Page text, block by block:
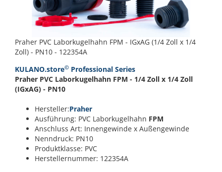
Praher PVC Laborkugelhahn FPM - IGxAG (1/4 Zoll x 1/4
Zoll) - PN10 - 122354A
KULANO.store© Professional Series
Praher PVC Laborkugelhahn FPM - 1/4 Zoll x 1/4 Zoll
(IGxAG) - PN10
Hersteller:Praher
Ausführung: PVC Laborkugelhahn FPM
Anschluss Art: Innengewinde x Außengewinde
Nenndruck: PN10
Produktklasse: PVC
Herstellernummer: 122354A